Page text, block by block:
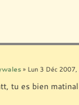
» Lun 3 Déc
tu es bien